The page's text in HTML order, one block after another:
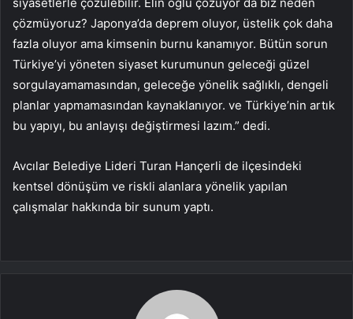
siyasetlerle çözülebilir. Elin oğlu çözüyor da biz neden
çözmüyoruz? Japonya’da deprem oluyor, üstelik çok daha
fazla oluyor ama kimsenin burnu kanamıyor. Bütün sorun
Türkiye’yi yöneten siyaset kurumunun geleceği güzel
sorgulayamamasından, geleceğe yönelik sağlıklı, dengeli
planlar yapmamasından kaynaklanıyor. ve Türkiye’nin artık
bu yapıyı, bu anlayışı değiştirmesi lazım.” dedi.
Avcılar Belediye Lideri Turan Hançerli de ilçesindeki
kentsel dönüşüm ve riskli alanlara yönelik yapılan
çalışmalar hakkında bir sunum yaptı.